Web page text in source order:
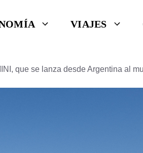
VIAJES
que se lanza desde Argentina al